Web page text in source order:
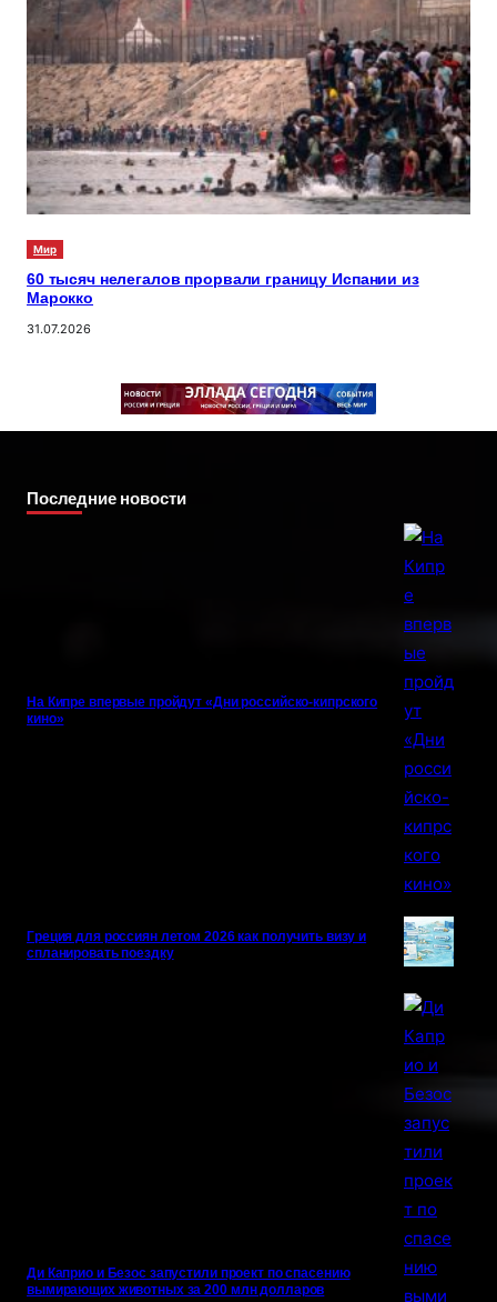
Мир
60 тысяч нелегалов прорвали границу Испании из
Марокко
31.07.2026
Последние новости
На Кипре впервые пройдут «Дни российско-кипрского
кино»
Греция для россиян летом 2026 как получить визу и
спланировать поездку
Ди Каприо и Безос запустили проект по спасению
вымирающих животных за 200 млн долларов